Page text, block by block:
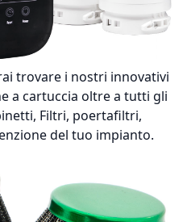
trovare i nostri innovativi
a cartuccia oltre a tutti gli
Filtri, poertafiltri,
del tuo impianto.